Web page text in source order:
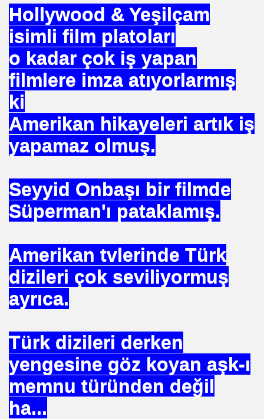
Hollywood & Yeşilçam
isimli film platoları
o kadar çok iş yapan
filmlere imza atıyorlarmış
ki
Amerikan hikayeleri artık iş
yapamaz olmuş.
Seyyid Onbaşı bir filmde
Süperman'ı pataklamış.
Amerikan tvlerinde Türk
dizileri çok seviliyormuş
ayrıca.
Türk dizileri derken
yengesine göz koyan aşk-ı
memnu türünden değil
ha...
BANKALAR.= UYGULANMIŞ ÇARE
Bulunan sır. Mühendis Hikmet TOPLU
ABD.
GÖKOĞLU
.DR UMUT YILDIZ
Tarihi Eserleri Koruma ve Araştırma Derneği . İSTED
NASIL kazanabilirim